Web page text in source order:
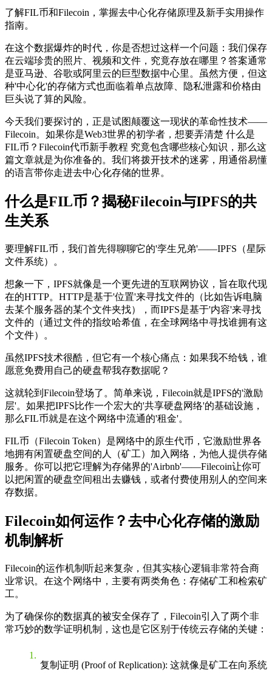
了解FIL币和Filecoin，掌握去中心化存储原理及新手实用操作
指南。
在这个数据爆炸的时代，你是否想过这样一个问题：我们保存
在云端珍贵的照片、视频和文件，究竟存放在哪里？答案通常
是亚马逊、谷歌或阿里云的巨型数据中心里。虽然方便，但这
种'中心化'的存储方式也面临着单点故障、隐私泄露和价格由
巨头说了算的风险。
今天我们要探讨的，正是试图颠覆这一现状的革命性技术——
Filecoin。如果你是Web3世界的初学者，想要弄清楚 什么是
FIL币？Filecoin代币新手教程 究竟包含哪些核心知识，那么这
篇文章就是为你准备的。我们将拨开技术的迷雾，用通俗易懂
的语言带你走进去中心化存储的世界。
什么是FIL币？揭秘Filecoin与IPFS的共
生关系
要理解FIL币，我们首先得聊聊它的'孪生兄弟'——IPFS（星际
文件系统）。
想象一下，IPFS就像是一个更先进的互联网协议，旨在取代现
在的HTTP。HTTP是基于'位置'来寻找文件的（比如告诉电脑
去某个服务器的某个文件夹找），而IPFS是基于'内容'来寻找
文件的（通过文件的指纹哈希值，在全球网络中寻找谁拥有这
个文件）。
虽然IPFS技术很酷，但它有一个核心痛点： 如果我不给钱，谁
愿意免费用自己的硬盘帮我存数据呢？
这就轮到Filecoin登场了。简单来说， Filecoin就是IPFS的'激励
层'。如果把IPFS比作一个宏大的'共享硬盘网络'的基础设施，
那么FIL币就是在这个网络中流通的'租金'。
FIL币（Filecoin Token）是网络中的原生代币，它激励世界各
地拥有闲置硬盘空间的人（矿工）加入网络，为他人提供存储
服务。你可以把它理解为存储界的'Airbnb'——Filecoin让你可
以把闲置的硬盘空间租出去赚钱，或者付费使用别人的空间来
存数据。
Filecoin如何运作？去中心化存储的激励
机制解析
Filecoin的运作机制听起来复杂，但其实核心逻辑非常符合商
业常识。在这个网络中，主要有两类角色：存储矿工和检索矿
工。
为了确保你的数据真的被安全保存了，Filecoin引入了两个非
常巧妙的数学证明机制，这也是它区别于传统云存储的关键：
复制证明 (Proof of Replication): 这就像是矿工在向系统